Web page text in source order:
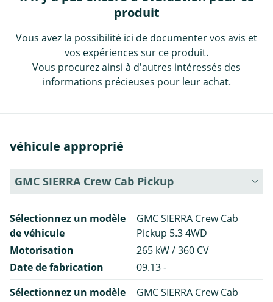
produit
Vous avez la possibilité ici de documenter vos avis et
vos expériences sur ce produit.
Vous procurez ainsi à d'autres intéressés des
informations précieuses pour leur achat.
véhicule approprié
GMC SIERRA Crew Cab Pickup
Sélectionnez un modèle
de véhicule
GMC SIERRA Crew Cab
Pickup 5.3 4WD
Motorisation
265 kW / 360 CV
Date de fabrication
09.13 -
Sélectionnez un modèle
GMC SIERRA Crew Cab